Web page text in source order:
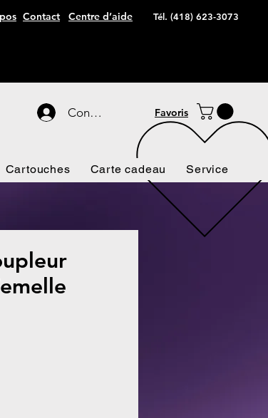
Contact Centre d’aide Tél. (418) 623-3073
Connexion Favoris
Cartouches Carte cadeau Service